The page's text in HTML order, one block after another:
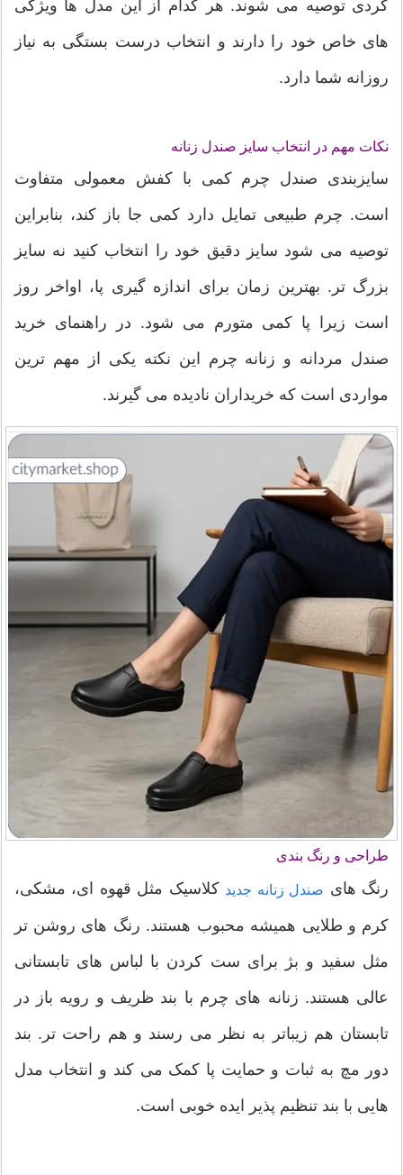
گردی توصیه می شوند. هر کدام از این مدل ها ویژگی
های خاص خود را دارند و انتخاب درست بستگی به نیاز
روزانه شما دارد.
نکات مهم در انتخاب سایز صندل زنانه
سایزبندی صندل چرم کمی با کفش معمولی متفاوت
است. چرم طبیعی تمایل دارد کمی جا باز کند، بنابراین
توصیه می شود سایز دقیق خود را انتخاب کنید نه سایز
بزرگ تر. بهترین زمان برای اندازه گیری پا، اواخر روز
است زیرا پا کمی متورم می شود. در راهنمای خرید
صندل مردانه و زنانه چرم این نکته یکی از مهم ترین
مواردی است که خریداران نادیده می گیرند.
طراحی و رنگ بندی
رنگ های صندل زنانه جدید کلاسیک مثل قهوه ای، مشکی،
کرم و طلایی همیشه محبوب هستند. رنگ های روشن تر
مثل سفید و بژ برای ست کردن با لباس های تابستانی
عالی هستند. زنانه های چرم با بند ظریف و رویه باز در
تابستان هم زیباتر به نظر می رسند و هم راحت تر. بند
دور مچ به ثبات و حمایت پا کمک می کند و انتخاب مدل
هایی با بند تنظیم پذیر ایده خوبی است.